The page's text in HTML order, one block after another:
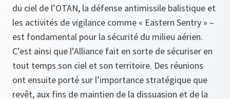
du ciel de l’OTAN, la défense antimissile balistique et
les activités de vigilance comme « Eastern Sentry » –
est fondamental pour la sécurité du milieu aérien.
C’est ainsi que l’Alliance fait en sorte de sécuriser en
tout temps son ciel et son territoire. Des réunions
ont ensuite porté sur l’importance stratégique que
revêt, aux fins de maintien de la dissuasion et de la